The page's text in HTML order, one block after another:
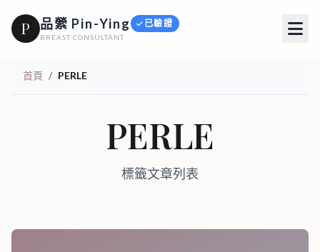
P 品縈 Pin-Ying 已驗證
BREAST CONSULTANT
首頁 / PERLE
PERLE
標籤文章列表